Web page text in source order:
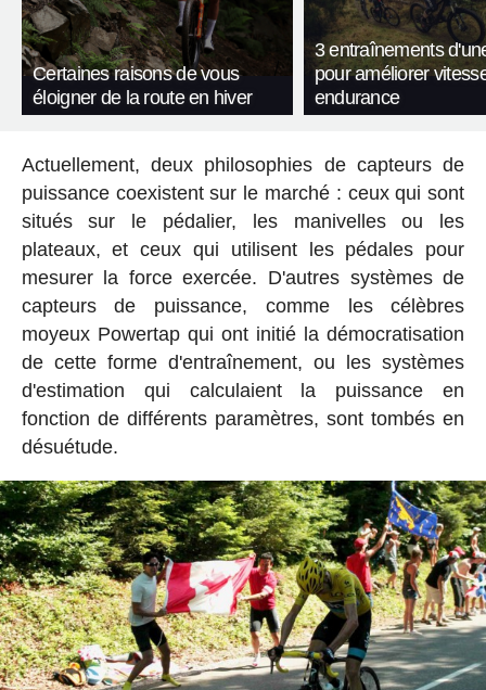
Certaines raisons de vous
éloigner de la route en hiver
3 entraînements
pour améliorer
endurance
Actuellement, deux philosophies de capteurs de
puissance coexistent sur le marché : ceux qui sont
situés sur le pédalier, les manivelles ou les
plateaux, et ceux qui utilisent les pédales pour
mesurer la force exercée. D'autres systèmes de
capteurs de puissance, comme les célèbres
moyeux Powertap qui ont initié la démocratisation
de cette forme d'entraînement, ou les systèmes
d'estimation qui calculaient la puissance en
fonction de différents paramètres, sont tombés en
désuétude.